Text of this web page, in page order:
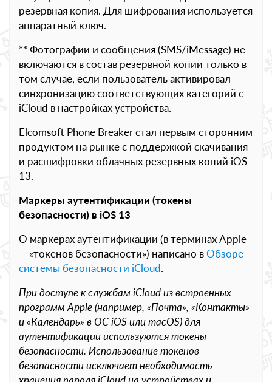
резервная копия. Для шифрования используется
аппаратный ключ.
** Фотографии и сообщения (SMS/iMessage) не
включаются в состав резервной копии только в
том случае, если пользователь активировал
синхронизацию соответствующих категорий с
iCloud в настройках устройства.
Elcomsoft Phone Breaker стал первым сторонним
продуктом на рынке с поддержкой скачивания
и расшифровки облачных резервных копий iOS
13.
Маркеры аутентификации (токены
безопасности) в iOS 13
О маркерах аутентификации (в терминах Apple
— «токенов безопасности») написано вОбзоре
системы безопасности iCloud.
При доступе к службам iCloud из встроенных
программ Apple (например, «Почта», «Контакты»
и «Календарь» в ОС iOS или macOS) для
аутентификации используются токены
безопасности. Использование токенов
безопасности исключает необходимость